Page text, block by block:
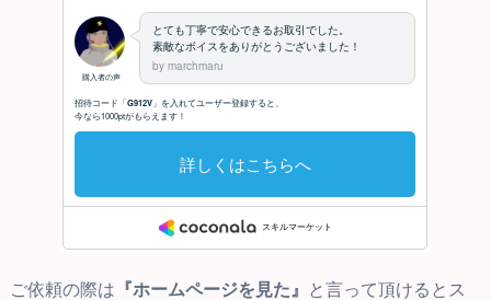
ご依頼の際は 『ホームページを見た』
と言って頂けるとス